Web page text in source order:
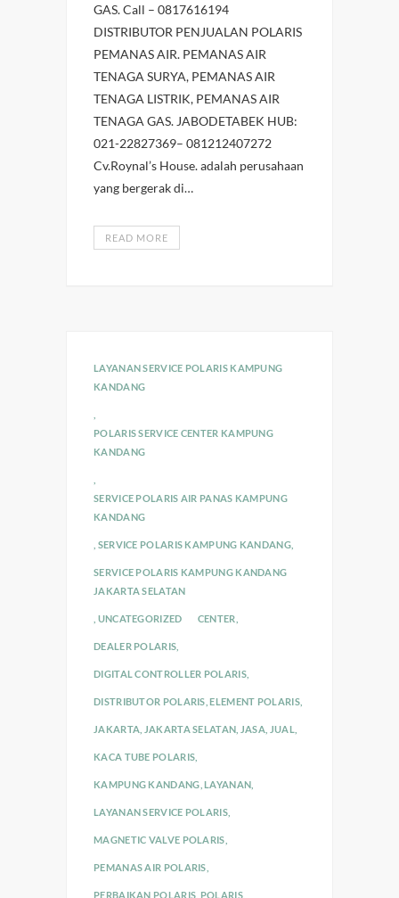
GAS. Call – 0817616194
DISTRIBUTOR PENJUALAN POLARIS
PEMANAS AIR. PEMANAS AIR
TENAGA SURYA, PEMANAS AIR
TENAGA LISTRIK, PEMANAS AIR
TENAGA GAS. JABODETABEK HUB:
021-22827369– 081212407272
Cv.Roynal’s House. adalah perusahaan
yang bergerak di…
READ MORE
LAYANAN SERVICE POLARIS KAMPUNG
KANDANG
POLARIS SERVICE CENTER KAMPUNG
KANDANG
SERVICE POLARIS AIR PANAS KAMPUNG
KANDANG
SERVICE POLARIS KAMPUNG KANDANG,
SERVICE POLARIS KAMPUNG KANDANG
JAKARTA SELATAN
UNCATEGORIZED CENTER
DEALER POLARIS
DIGITAL CONTROLLER POLARIS,
DISTRIBUTOR POLARIS ,ELEMENT POLARIS,
JAKARTA JAKARTA SELATAN JASA JUAL
KACA TUBE POLARIS
KAMPUNG KANDANG ,LAYANAN
LAYANAN SERVICE POLARIS,
MAGNETIC VALVE POLARIS
PEMANAS AIR POLARIS
PERBAIKAN POLARIS POLARIS,